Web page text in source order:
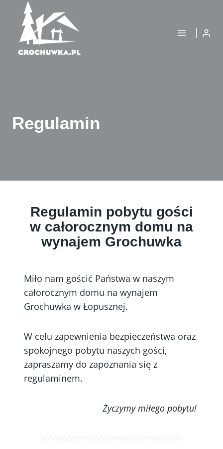
Przejdź
Regulamin
Regulamin pobytu gości
w całorocznym domu na
wynajem Grochuwka
Miło nam gościć Państwa w naszym
całorocznym domu na wynajem
Grochuwka w Łopusznej.
W celu zapewnienia bezpieczeństwa oraz
spokojnego pobytu naszych gości,
zapraszamy do zapoznania się z
regulaminem.
Życzymy miłego pobytu!